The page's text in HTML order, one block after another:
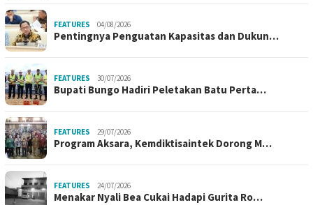
FEATURES 04/08/2026
Pentingnya Penguatan Kapasitas dan Dukun…
FEATURES 30/07/2026
Bupati Bungo Hadiri Peletakan Batu Perta…
FEATURES 29/07/2026
Program Aksara, Kemdiktisaintek Dorong M…
FEATURES 24/07/2026
Menakar Nyali Bea Cukai Hadapi Gurita Ro…